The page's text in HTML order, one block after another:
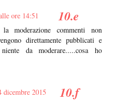
ore 14:51
moderazione commenti non
direttamente pubblicati e
da moderare.....cosa ho
dicembre 2015